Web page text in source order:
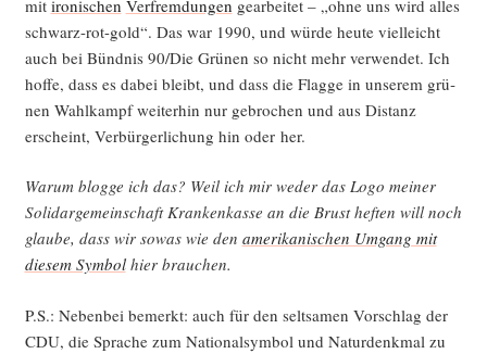
mit iro­ni­schen Ver­frem­dun­gen gear­bei­tet – „ohne uns wird alles
schwarz-rot-gold“. Das war 1990, und wür­de heu­te viel­leicht
auch bei Bünd­nis 90/Die Grü­nen so nicht mehr ver­wen­det. Ich
hof­fe, dass es dabei bleibt, und dass die Flag­ge in unse­rem grü­
nen Wahl­kampf wei­ter­hin nur gebro­chen und aus Distanz
erscheint, Ver­bür­ger­li­chung hin oder her.
War­um blog­ge ich das? Weil ich mir weder das Logo mei­ner
Soli­dar­ge­mein­schaft Kran­ken­kas­se an die Brust hef­ten will noch
glau­be, dass wir sowas wie den ame­ri­ka­ni­schen Umgang mit
die­sem Sym­bolhier brauchen.
P.S.: Neben­bei bemerkt: auch für den selt­sa­men Vor­schlag der
CDU, die Spra­che zum Natio­nal­sym­bol und Natur­denk­mal zu